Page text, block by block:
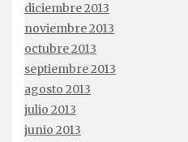
diciembre 2013
noviembre 2013
octubre 2013
septiembre 2013
agosto 2013
julio 2013
junio 2013